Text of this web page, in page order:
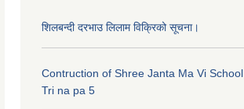
शिलबन्दी दरभाउ लिलाम विक्रिको सूचना।
Contruction of Shree Janta Ma Vi School,
Tri na pa 5